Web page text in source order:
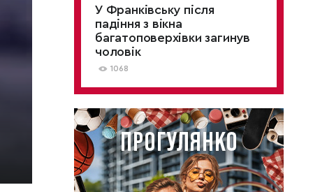
У Франківську після
падіння з вікна
багатоповерхівки загинув
чоловік
1068